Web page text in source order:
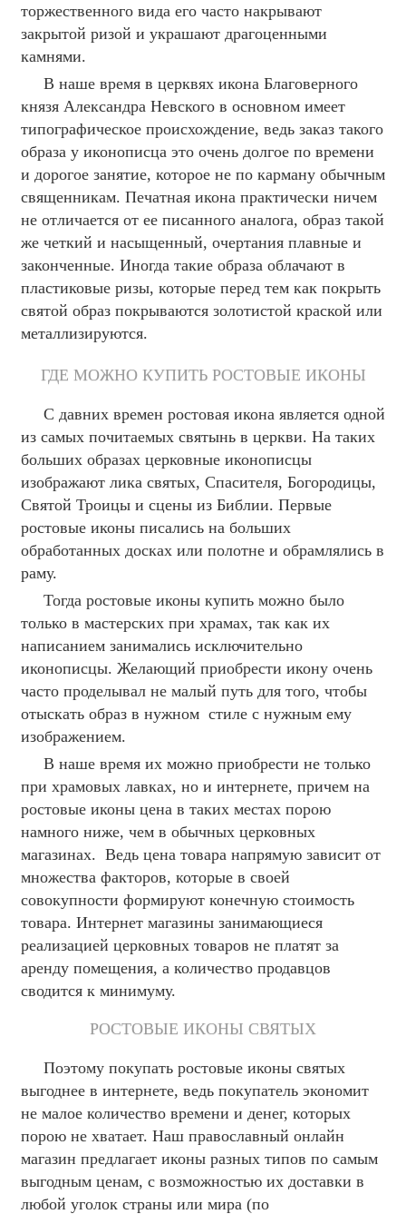
торжественного вида его часто накрывают
закрытой ризой и украшают драгоценными
камнями.
В наше время в церквях икона Благоверного
князя Александра Невского в основном имеет
типографическое происхождение, ведь заказ такого
образа у иконописца это очень долгое по времени
и дорогое занятие, которое не по карману обычным
священникам. Печатная икона практически ничем
не отличается от ее писанного аналога, образ такой
же четкий и насыщенный, очертания плавные и
законченные. Иногда такие образа облачают в
пластиковые ризы, которые перед тем как покрыть
святой образ покрываются золотистой краской или
металлизируются.
ГДЕ МОЖНО КУПИТЬ РОСТОВЫЕ ИКОНЫ
С давних времен ростовая икона является одной
из самых почитаемых святынь в церкви. На таких
больших образах церковные иконописцы
изображают лика святых, Спасителя, Богородицы,
Святой Троицы и сцены из Библии. Первые
ростовые иконы писались на больших
обработанных досках или полотне и обрамлялись в
раму.
Тогда ростовые иконы купить можно было
только в мастерских при храмах, так как их
написанием занимались исключительно
иконописцы. Желающий приобрести икону очень
часто проделывал не малый путь для того, чтобы
отыскать образ в нужном стиле с нужным ему
изображением.
В наше время их можно приобрести не только
при храмовых лавках, но и интернете, причем на
ростовые иконы цена в таких местах порою
намного ниже, чем в обычных церковных
магазинах. Ведь цена товара напрямую зависит от
множества факторов, которые в своей
совокупности формируют конечную стоимость
товара. Интернет магазины занимающиеся
реализацией церковных товаров не платят за
аренду помещения, а количество продавцов
сводится к минимуму.
РОСТОВЫЕ ИКОНЫ СВЯТЫХ
Поэтому покупать ростовые иконы святых
выгоднее в интернете, ведь покупатель экономит
не малое количество времени и денег, которых
порою не хватает. Наш православный онлайн
магазин предлагает иконы разных типов по самым
выгодным ценам, с возможностью их доставки в
любой уголок страны или мира (по